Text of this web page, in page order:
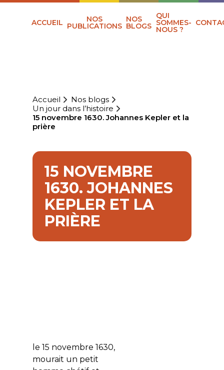
ACCUEIL NOS
PUBLICATIONS
NOS
BLOGS
QUI
SOMMES-
NOUS ?
Accueil
Nos blogs
Un jour dans l’histoire
15 novembre 1630. Johannes Kepler et la
prière
15 NOVEMBRE
1630. JOHANNES
KEPLER ET LA
PRIÈRE
le 15 novembre 1630,
mourait un petit